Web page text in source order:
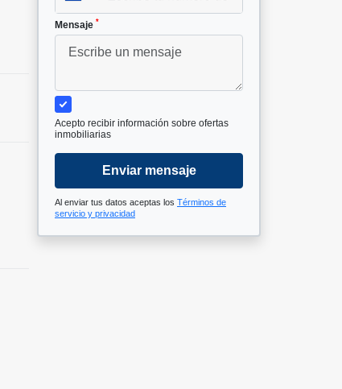
Mensaje *
Acepto recibir información sobre ofertas
inmobiliarias
Enviar mensaje
Al enviar tus datos aceptas los Términos de
servicio y privacidad